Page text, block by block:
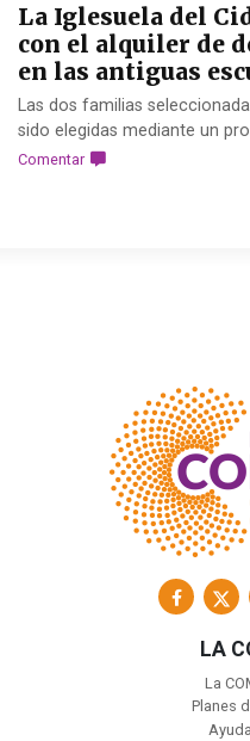
La Iglesuela del
con el alquiler de
en las antiguas
Las dos familias
sido elegidas mediante un
Comentar
LA
La
Planes